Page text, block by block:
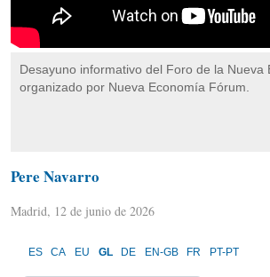
Desayuno informativo del Foro de la Nueva
organizado por Nueva Economía Fórum.
Pere Navarro
Madrid, 12 de junio de 2026
ES CA EU GL DE EN-GB FR PT-PT